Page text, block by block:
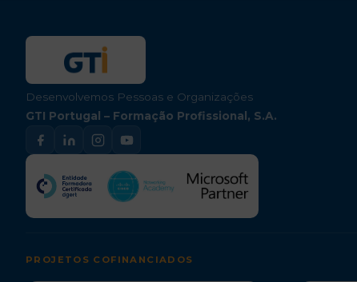
Desenvolvemos Pessoas e Organizações
GTI Portugal – Formação Profissional, S.A.
PROJETOS COFINANCIADOS